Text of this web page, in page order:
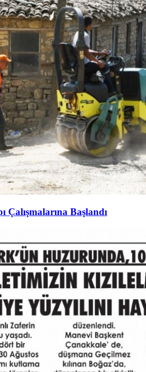
Çalışmalarına Başlandı